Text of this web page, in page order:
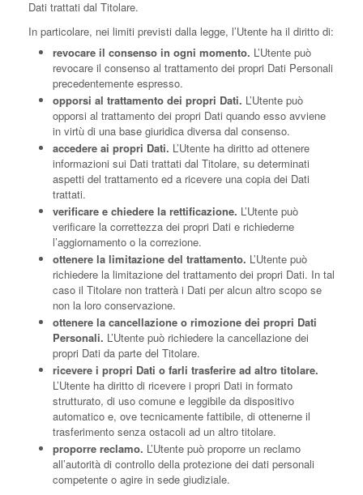
Dati trattati dal Titolare.
In particolare, nei limiti previsti dalla legge, l’Utente ha il diritto di:
revocare il consenso in ogni momento. L’Utente può
revocare il consenso al trattamento dei propri Dati Personali
precedentemente espresso.
opporsi al trattamento dei propri Dati. L’Utente può
opporsi al trattamento dei propri Dati quando esso avviene
in virtù di una base giuridica diversa dal consenso.
accedere ai propri Dati. L’Utente ha diritto ad ottenere
informazioni sui Dati trattati dal Titolare, su determinati
aspetti del trattamento ed a ricevere una copia dei Dati
trattati.
verificare e chiedere la rettificazione. L’Utente può
verificare la correttezza dei propri Dati e richiederne
l’aggiornamento o la correzione.
ottenere la limitazione del trattamento. L’Utente può
richiedere la limitazione del trattamento dei propri Dati. In tal
caso il Titolare non tratterà i Dati per alcun altro scopo se
non la loro conservazione.
ottenere la cancellazione o rimozione dei propri Dati
Personali. L’Utente può richiedere la cancellazione dei
propri Dati da parte del Titolare.
ricevere i propri Dati o farli trasferire ad altro titolare.
L’Utente ha diritto di ricevere i propri Dati in formato
strutturato, di uso comune e leggibile da dispositivo
automatico e, ove tecnicamente fattibile, di ottenerne il
trasferimento senza ostacoli ad un altro titolare.
proporre reclamo. L’Utente può proporre un reclamo
all’autorità di controllo della protezione dei dati personali
competente o agire in sede giudiziale.